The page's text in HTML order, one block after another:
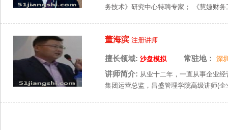
务技术》研究中心特聘专家； 《慧婕财
董海滨 注册讲师
擅长领域: 沙盘模拟 常驻地： 深
讲师简介: 从业十二年，一直从事企业
集团运营总监，昌盛管理学院高级讲师(